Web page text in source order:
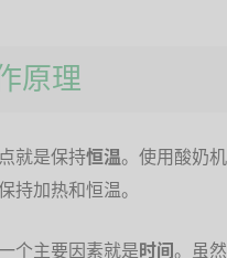
原理
就是保持恒温。使用酸奶
持加热和恒温。
个主要因素就是时间。虽